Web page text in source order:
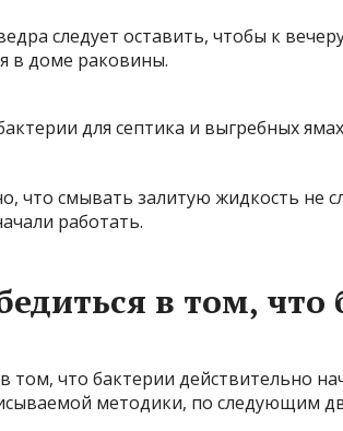
следует оставить, чтобы к
в доме раковины.
что смывать залитую жидкость не
работать.
в том, что
том, что бактерии действительно
методики, по следующим